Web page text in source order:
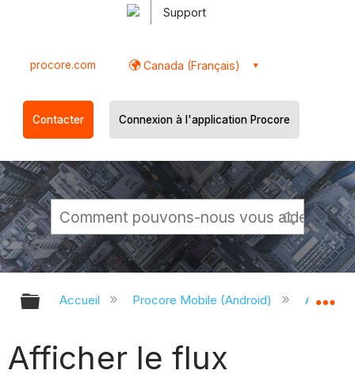
Support
procore.com Canada (Français)
Contacter Connexion à l'application Procore
Développer/réduire la hiérarchie
Accueil Procore Mobile (Android)
Afficher le flux